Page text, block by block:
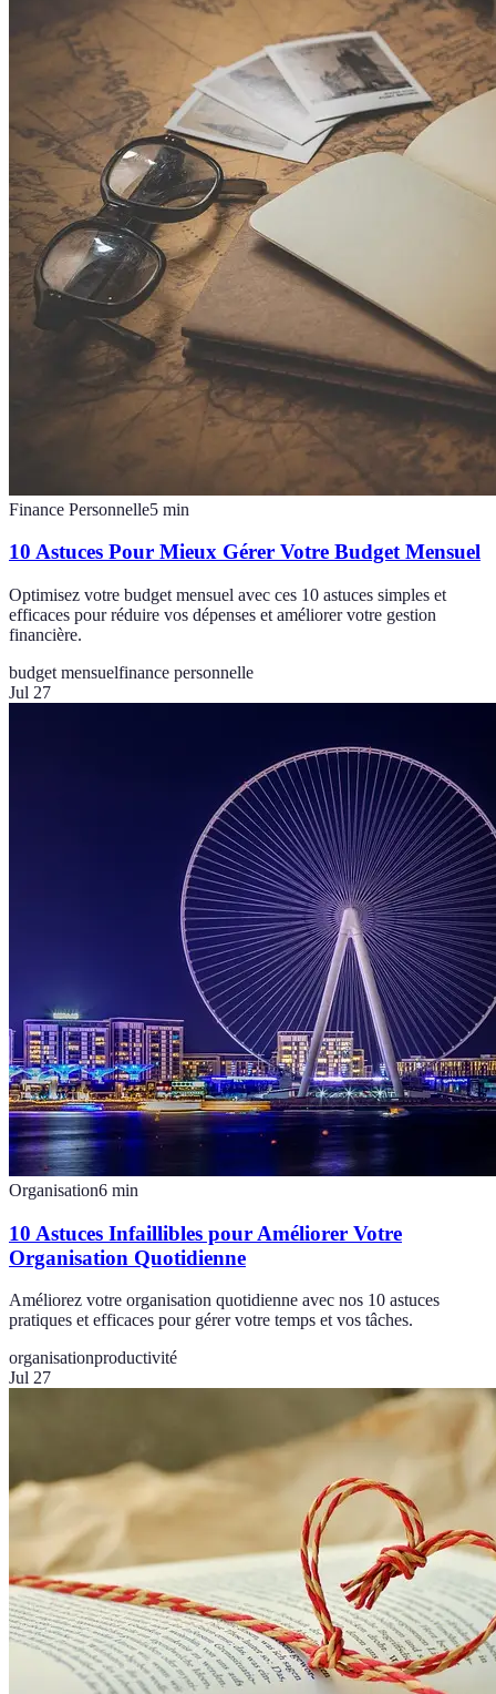
Finance Personnelle5 min
10 Astuces Pour Mieux Gérer Votre Budget Mensuel
Optimisez votre budget mensuel avec ces 10 astuces simples et
efficaces pour réduire vos dépenses et améliorer votre gestion
financière.
budget mensuelfinance personnelle
Jul 27
Organisation6 min
10 Astuces Infaillibles pour Améliorer Votre
Organisation Quotidienne
Améliorez votre organisation quotidienne avec nos 10 astuces
pratiques et efficaces pour gérer votre temps et vos tâches.
organisationproductivité
Jul 27